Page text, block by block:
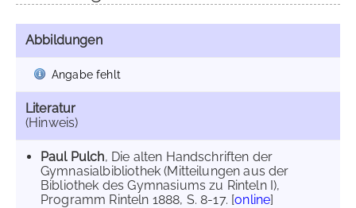
Abbildungen
Angabe fehlt
Literatur
(Hinweis)
Paul Pulch, Die alten Handschriften der
Gymnasialbibliothek (Mitteilungen aus der
Bibliothek des Gymnasiums zu Rinteln I),
Programm Rinteln 1888, S. 8-17. [online]